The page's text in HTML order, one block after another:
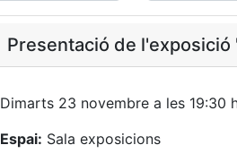
Presentació de l'exposició
Dimarts 23 novembre a les 19:30
Espai: Sala exposicions